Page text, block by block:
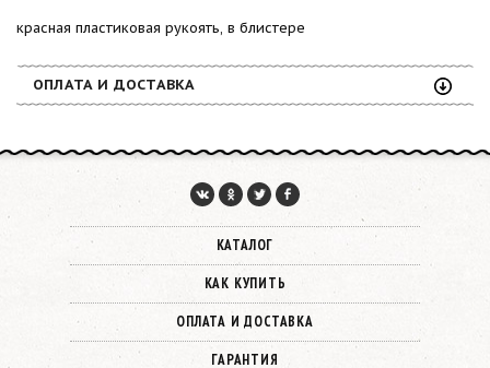
красная пластиковая рукоять, в блистере
ОПЛАТА И ДОСТАВКА
КАТАЛОГ
КАК КУПИТЬ
ОПЛАТА И ДОСТАВКА
ГАРАНТИЯ